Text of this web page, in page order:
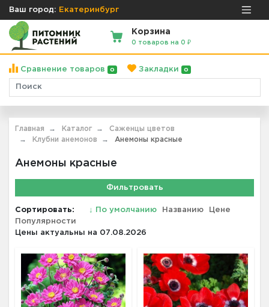
Ваш город: Екатеринбург
Корзина
0 товаров на 0 ₽
Сравнение товаров 0 Закладки 0
Главная Каталог
Саженцы цветов
Клубни анемонов
Анемоны красные
Анемоны красные
Фильтровать
Сортировать: ↓ По умолчанию Названию
Цене
Популярности
Цены актуальны на 07.08.2026